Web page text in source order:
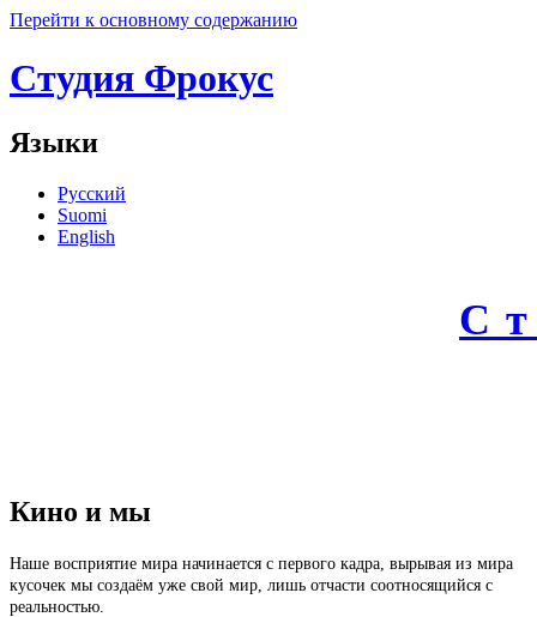
Перейти к основному содержанию
Студия Фрокус
Языки
Русский
Suomi
English
Кино и мы
Наше восприятие мира начинается с первого кадра, вырывая из мира
кусочек мы создаём уже свой мир, лишь отчасти соотносящийся с
реальностью.